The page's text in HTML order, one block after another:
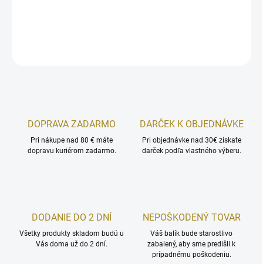
DOPRAVA ZADARMO
Pri nákupe nad 80 € máte
dopravu kuriérom zadarmo.
DARČEK K OBJEDNÁVKE
Pri objednávke nad 30€ získate
darček podľa vlastného výberu.
DODANIE DO 2 DNÍ
Všetky produkty skladom budú u
Vás doma už do 2 dní.
NEPOŠKODENÝ TOVAR
Váš balík bude starostlivo
zabalený, aby sme predišli k
prípadnému poškodeniu.